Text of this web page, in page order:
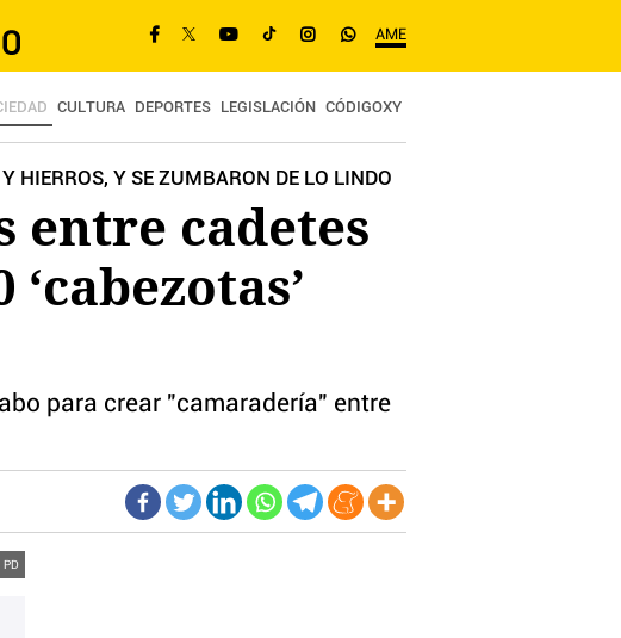
AME
CULTURA DEPORTES LEGISLACIÓN CÓDIGOXY
HIERROS, Y SE ZUMBARON DE LO LINDO
entre cadetes
para crear "camaradería" entre
PD